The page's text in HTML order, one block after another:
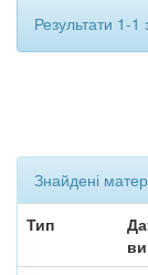
Результати 1-
Знайдені
Тип